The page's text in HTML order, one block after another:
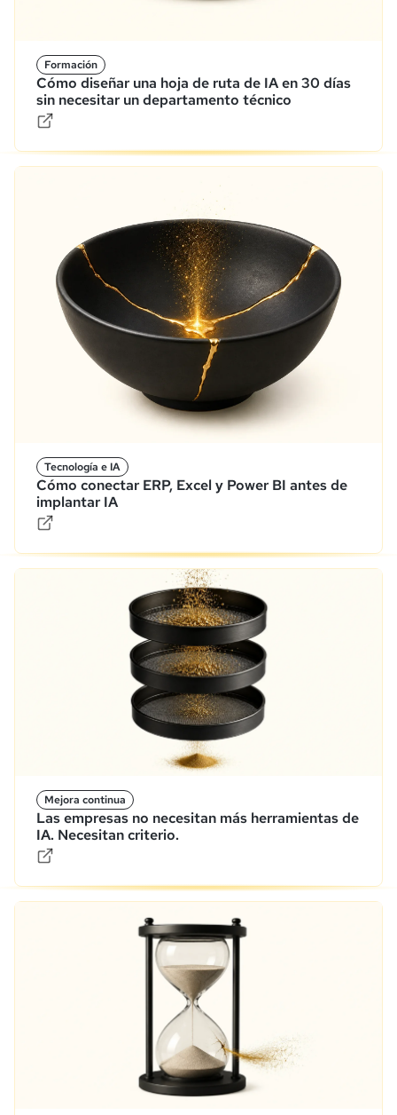
Formación
Cómo diseñar una hoja de ruta de IA en 30 días
sin necesitar un departamento técnico
Tecnología e IA
Cómo conectar ERP, Excel y Power BI antes de
implantar IA
Mejora continua
Las empresas no necesitan más herramientas de
IA. Necesitan criterio.